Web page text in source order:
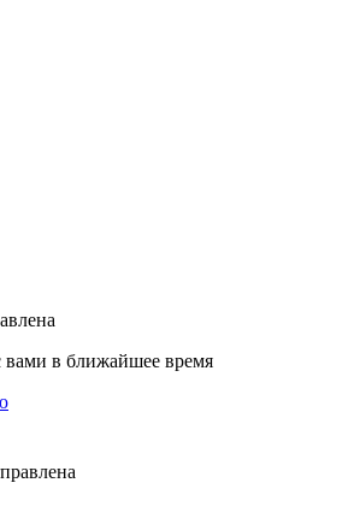
вами в ближайшее время